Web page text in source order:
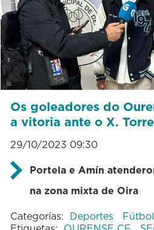
Os goleadores do
a vitoria ante o X.
29/10/2023 09:30
Portela e Amín
na zona mixta de Oira
Categorías: Deportes